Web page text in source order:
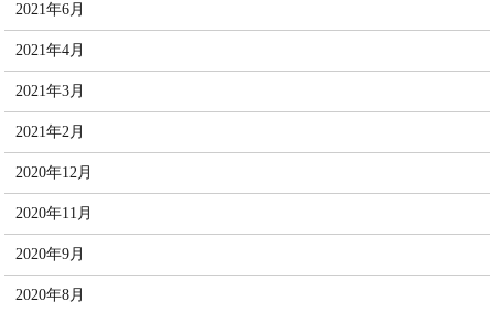
2021年6月
2021年4月
2021年3月
2021年2月
2020年12月
2020年11月
2020年9月
2020年8月